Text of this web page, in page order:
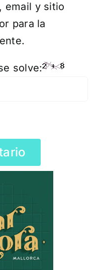
email y sitio
para la
solve: